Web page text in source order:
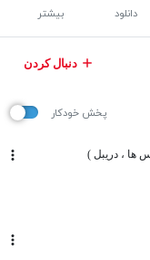
دانلود بیشتر
دنبال کردن
پخش خودکار
ها ، دریبل )